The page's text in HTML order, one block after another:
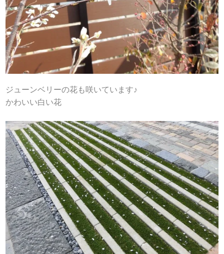
ジューンベリーの花も咲いています♪
かわいい白い花